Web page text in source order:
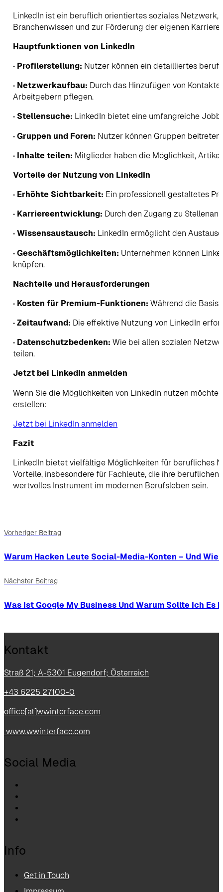
LinkedIn ist ein beruflich orientiertes soziales
Branchenwissen und zur Förderung der eigenen
Hauptfunktionen von LinkedIn
• Profilerstellung: Nutzer können ein detailliertes
• Netzwerkaufbau: Durch das Hinzufügen von
Arbeitgebern pflegen.
• Stellensuche: LinkedIn bietet eine umfangreiche
•Gruppen und Foren: Nutzer können Gruppen
• Inhalte teilen: Mitglieder haben die Möglichkeit,
Vorteile der Nutzung von LinkedIn
• Erhöhte Sichtbarkeit: Ein professionell gestaltetes
• Karriereentwicklung: Durch den Zugang zu
•Wissensaustausch: LinkedIn ermöglicht den
•Geschäftsmöglichkeiten: Unternehmen können
knüpfen.
Nachteile und Herausforderungen
• Kosten für Premium-Funktionen: Während die
•Zeitaufwand: Die effektive Nutzung von LinkedIn
• Datenschutzbedenken: Wie bei allen sozialen
teilen.
Jetzt bei LinkedIn anmelden
Wenn Sie die Möglichkeiten von LinkedIn nutzen
erstellen:
Jetzt bei LinkedIn anmelden
Fazit
LinkedIn bietet vielfältige Möglichkeiten für berufliches
Vorteile, insbesondere für Fachleute, die ihre
wertvolles Instrument im modernen Berufsleben sein.
Vorheriger Beitrag
Warum Hacken Leute Social-Media-Konten – Und Wie
Nächster Beitrag
Was Ist Google My Business Und Warum Sollte Ich Es
Kontakt
Straß 21; A-5301 Eugendorf; Österreich
+43 6225 27100-0
office[at]wwinterface.com
www.wwinterface.com
Social Media
Info
Get in Touch